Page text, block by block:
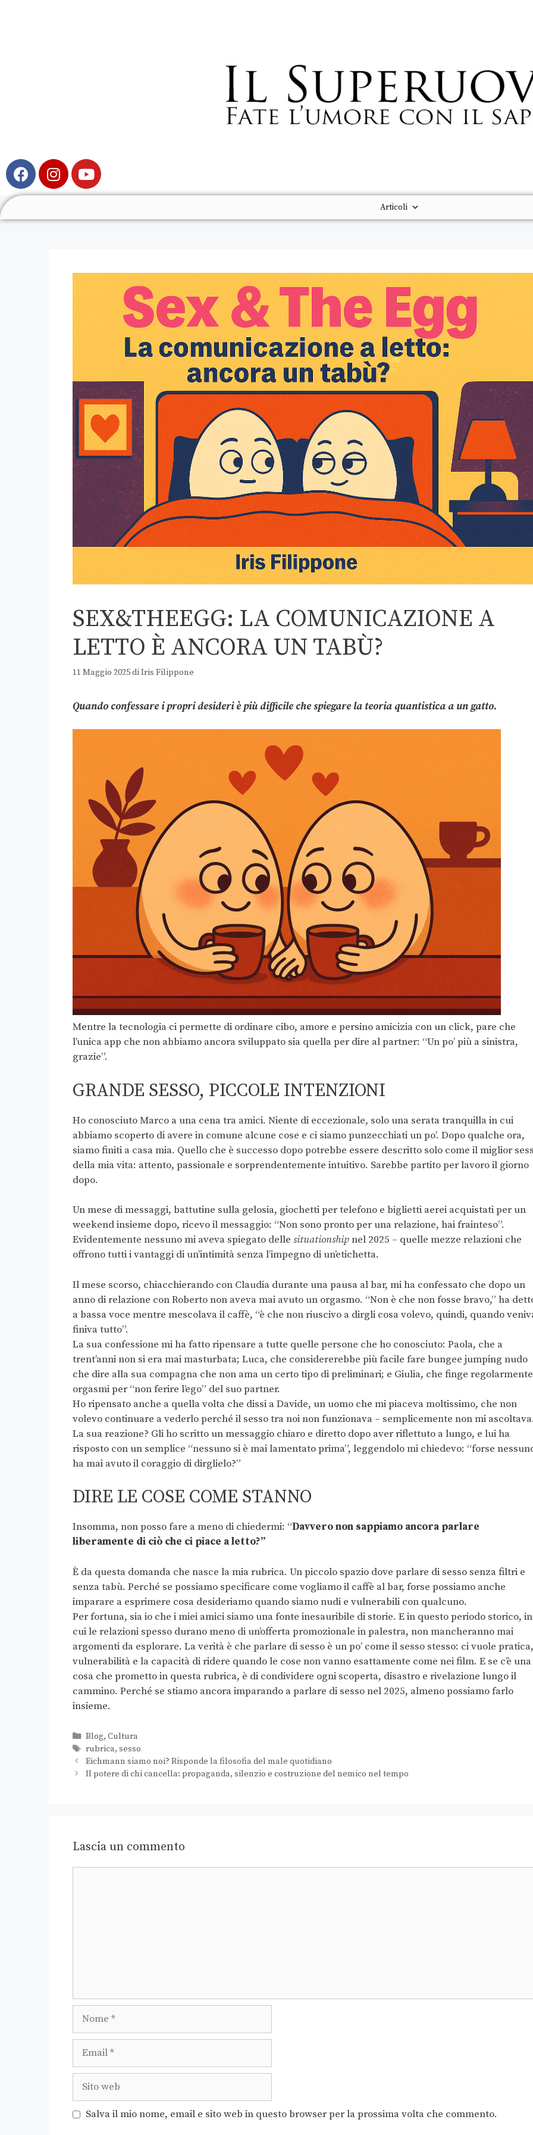
Articoli
SEX&THEEGG: LA COMUNICAZIONE A
LETTO È ANCORA UN TABÙ?
11 Maggio 2025diIris Filippone
Quando confessare i propri desideri è più difficile che spiegare la teoria quantistica a un gatto.
Mentre la tecnologia ci permette di ordinare cibo, amore e persino amicizia con un click, pare che
l’unica app che non abbiamo ancora sviluppato sia quella per dire al partner: “Un po’ più a sinistra,
grazie”.
GRANDE SESSO, PICCOLE INTENZIONI
Ho conosciuto Marco a una cena tra amici. Niente di eccezionale, solo una serata tranquilla in cui
abbiamo scoperto di avere in comune alcune cose e ci siamo punzecchiati un po’. Dopo qualche ora,
siamo finiti a casa mia. Quello che è successo dopo potrebbe essere descritto solo come il miglior
della mia vita: attento, passionale e sorprendentemente intuitivo. Sarebbe partito per lavoro il giorno
dopo.
Un mese di messaggi, battutine sulla gelosia, giochetti per telefono e biglietti aerei acquistati per un
weekend insieme dopo, ricevo il messaggio: “Non sono pronto per una relazione, hai frainteso”.
Evidentemente nessuno mi aveva spiegato delle situationshipnel 2025 – quelle mezze relazioni che
offrono tutti i vantaggi di un’intimità senza l’impegno di un’etichetta.
Il mese scorso, chiacchierando con Claudia durante una pausa al bar, mi ha confessato che dopo un
anno di relazione con Roberto non aveva mai avuto un orgasmo. “Non è che non fosse bravo,” ha
a bassa voce mentre mescolava il caffè, “è che non riuscivo a dirgli cosa volevo, quindi, quando
finiva tutto”.
La sua confessione mi ha fatto ripensare a tutte quelle persone che ho conosciuto: Paola, che a
trent’anni non si era mai masturbata; Luca, che considererebbe più facile fare bungee jumping nudo
che dire alla sua compagna che non ama un certo tipo di preliminari; e Giulia, che finge regolarmente
orgasmi per “non ferire l’ego” del suo partner.
Ho ripensato anche a quella volta che dissi a Davide, un uomo che mi piaceva moltissimo, che non
volevo continuare a vederlo perché il sesso tra noi non funzionava – semplicemente non mi
La sua reazione? Gli ho scritto un messaggio chiaro e diretto dopo aver riflettuto a lungo, e lui ha
risposto con un semplice “nessuno si è mai lamentato prima”, leggendolo mi chiedevo: “forse
ha mai avuto il coraggio di dirglielo?”
DIRE LE COSE COME STANNO
Insomma, non posso fare a meno di chiedermi: “Davvero non sappiamo ancora parlare
liberamente di ciò che ci piace a letto?”
È da questa domanda che nasce la mia rubrica. Un piccolo spazio dove parlare di sesso senza filtri e
senza tabù. Perché se possiamo specificare come vogliamo il caffè al bar, forse possiamo anche
imparare a esprimere cosa desideriamo quando siamo nudi e vulnerabili con qualcuno.
Per fortuna, sia io che i miei amici siamo una fonte inesauribile di storie. E in questo periodo storico, in
cui le relazioni spesso durano meno di un’offerta promozionale in palestra, non mancheranno mai
argomenti da esplorare. La verità è che parlare di sesso è un po’ come il sesso stesso: ci vuole pratica,
vulnerabilità e la capacità di ridere quando le cose non vanno esattamente come nei film. E se c’è una
cosa che prometto in questa rubrica, è di condividere ogni scoperta, disastro e rivelazione lungo il
cammino. Perché se stiamo ancora imparando a parlare di sesso nel 2025, almeno possiamo farlo
insieme.
Blog, Cultura
rubrica, sesso
Eichmann siamo noi? Risponde la filosofia del male quotidiano
Il potere di chi cancella: propaganda, silenzio e costruzione del nemico nel tempo
Lascia un commento
Salva il mio nome, email e sito web in questo browser per la prossima volta che commento.